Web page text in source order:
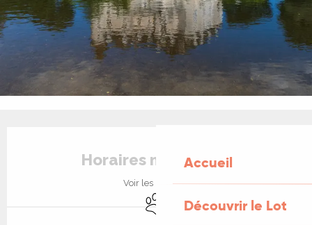
Accueil
Découvrir le Lot
Horaires non définis
Voir les horaires
Animaux acceptés